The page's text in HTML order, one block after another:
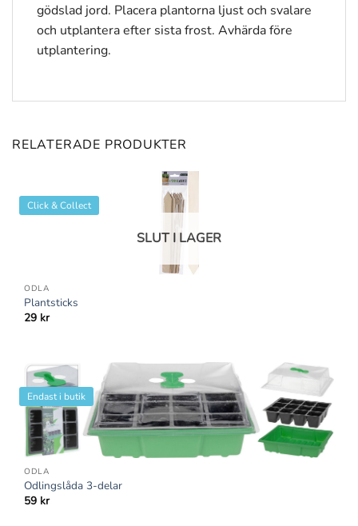
gödslad jord. Placera plantorna ljust och svalare
och utplantera efter sista frost. Avhärda före
utplantering.
RELATERADE PRODUKTER
Click & Collect
SLUT I LAGER
ODLA
Plantsticks
29 kr
Endast i butik
ODLA
Odlingslåda 3-delar
59 kr